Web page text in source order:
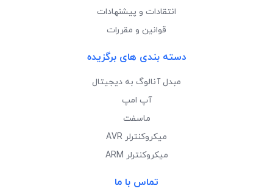
انتقادات و پیشنهادات
قوانین و مقررات
دسته بندی های برگزیده
مبدل آنالوگ به دیجیتال
آپ امپ
ماسفت
میکروکنترلر AVR
میکروکنترلر ARM
تماس با ما